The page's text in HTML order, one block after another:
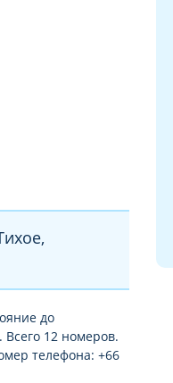
до
Всего 12 номеров.
телефона: +66